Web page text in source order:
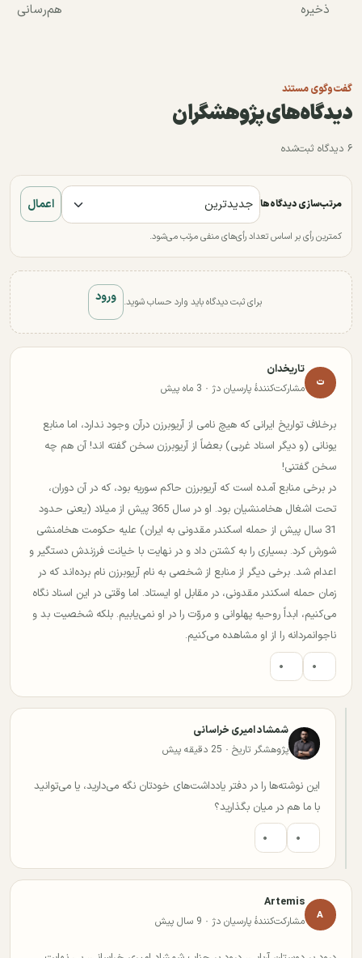
ذخیره
هم‌رسانی
گفت‌وگوی مستند
دیدگاه‌های پژوهشگران
۶ دیدگاه ثبت‌شده
مرتب‌سازی دیدگاه‌ها اعمال
کمترین رأی بر اساس تعداد رأی‌های منفی مرتب می‌شود.
برای ثبت دیدگاه باید وارد حساب شوید. ورود
ت
تاریخدان
مشارکت‌کنندهٔ پارسیان دژ · 3 ماه پیش
برخلاف تواریخ ایرانی که هیچ نامی از آریوبرزن درآن وجود ندارد، اما منابع
یونانی (و دیگر اسناد غربی) بعضاً از آریوبرزن سخن گفته اند! آن هم چه
سخن گفتنی!
در برخی منابع آمده است که آریوبرزن حاکم سوریه بود، که در آن دوران،
تحت اشغال هخامنشیان بود. او در سال 365 پیش از میلاد (یعنی حدود
31 سال پیش از حمله اسکندر مقدونی به ایران) علیه حکومت هخامنشی
شورش کرد. بسیاری را به کشتن داد و در نهایت با خیانت فرزندش دستگیر و
اعدام شد. برخی دیگر از منابع از شخصی به نام آریوبرزن نام برده‌اند که در
زمان حمله اسکندر مقدونی، در مقابل او ایستاد. اما وقتی در این اسناد نگاه
می‌کنیم، ابداً روحیه پهلوانی و مروّت را در او نمی‌یابیم. بلکه شخصیت بد و
ناجوانمردانه را از او مشاهده می‌کنیم.
۰ ۰
شمشاد امیری خراسانی
پژوهشگر تاریخ · 25 دقیقه پیش
این نوشته‌ها را در دفتر یادداشت‌های خودتان نگه می‌دارید، یا می‌توانید
با ما هم در میان بگذارید؟
۰ ۰
A
Artemis
مشارکت‌کنندهٔ پارسیان دژ · 9 سال پیش